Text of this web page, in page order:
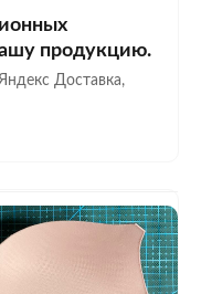
продукцию.
Доставка,